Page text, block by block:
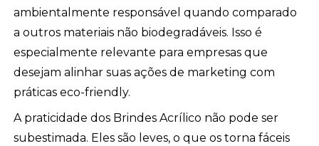
ambientalmente responsável quando comparado
a outros materiais não biodegradáveis. Isso é
especialmente relevante para empresas que
desejam alinhar suas ações de marketing com
práticas eco-friendly.
A praticidade dos Brindes Acrílico não pode ser
subestimada. Eles são leves, o que os torna fáceis